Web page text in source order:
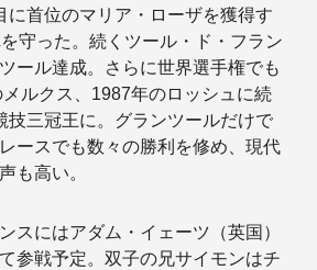
に首位のマリア・ローザを獲得す
守った。続くツール・ド・フラン
ール達成。さらに世界選手権でも
ルクス、1987年のロッシュに続
技三冠王に。グランツールだけで
ースでも数々の勝利を修め、現代
も高い。
スにはアダム・イェーツ（英国）
参戦予定。双子の兄サイモンはチ